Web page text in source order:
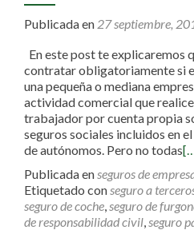
Publicada en 27 septiembre,
En este post te explicaremos
contratar obligatoriamente si
una pequeña o mediana
actividad comercial que
trabajador por cuenta propia
seguros sociales incluidos en
de autónomos. Pero no todas
Publicada enseguros de
Etiquetado conseguro a
seguro de coche,seguro de
de responsabilidad civil,seguro